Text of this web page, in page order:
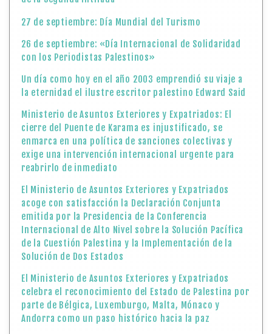
27 de septiembre: Día Mundial del Turismo
26 de septiembre: «Día Internacional de Solidaridad
con los Periodistas Palestinos»
Un día como hoy en el año 2003 emprendió su viaje a
la eternidad el ilustre escritor palestino Edward Said
Ministerio de Asuntos Exteriores y Expatriados: El
cierre del Puente de Karama es injustificado, se
enmarca en una política de sanciones colectivas y
exige una intervención internacional urgente para
reabrirlo de inmediato
El Ministerio de Asuntos Exteriores y Expatriados
acoge con satisfacción la Declaración Conjunta
emitida por la Presidencia de la Conferencia
Internacional de Alto Nivel sobre la Solución Pacífica
de la Cuestión Palestina y la Implementación de la
Solución de Dos Estados
El Ministerio de Asuntos Exteriores y Expatriados
celebra el reconocimiento del Estado de Palestina por
parte de Bélgica, Luxemburgo, Malta, Mónaco y
Andorra como un paso histórico hacia la paz